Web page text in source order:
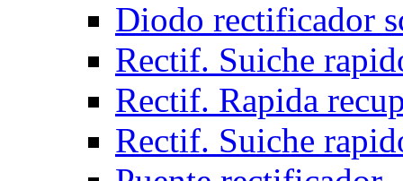
Diodo rectificador
Rectif. Suiche
Rectif. Rapida
Rectif. Suiche